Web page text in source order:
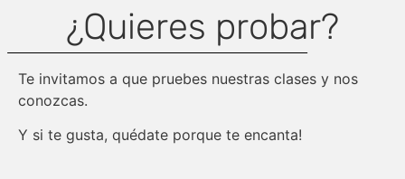
¿Quieres probar?
Te invitamos a que pruebes nuestras clases y nos
conozcas.
Y si te gusta, quédate porque te encanta!